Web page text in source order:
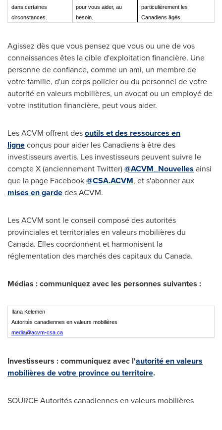
dans certaines
circonstances.
pour vous aider, au
besoin.
particulièrement les
Canadiens âgés.
Agissez dès que vous pensez que vous ou une de vos
connaissances êtes la cible d'exploitation financière. Une
personne de confiance, comme un ami, un membre de
votre famille, d'un corps policier ou du personnel de votre
autorité en valeurs mobilières, un avocat ou un employé de
votre institution financière, peut vous aider.
Les ACVM offrent desoutils et des ressources en
ligneconçus pour aider les Canadiens à être des
investisseurs avertis. Les investisseurs peuvent suivre le
compte X (anciennement Twitter)@ACVM_Nouvelles ainsi
que la page Facebook@CSA.ACVM, et s'abonner aux
mises en gardedes ACVM.
Les ACVM sont le conseil composé des autorités
provinciales et territoriales en valeurs mobilières du
Canada. Elles coordonnent et harmonisent la
réglementation des marchés des capitaux du Canada.
Médias : communiquez avec les personnes suivantes :
Ilana Kelemen
Autorités canadiennes en valeurs mobilières
media@acvm-csa.ca
Investisseurs :communiquez avec l'autorité en valeurs
mobilières de votre province ou territoire.
SOURCE Autorités canadiennes en valeurs mobilières